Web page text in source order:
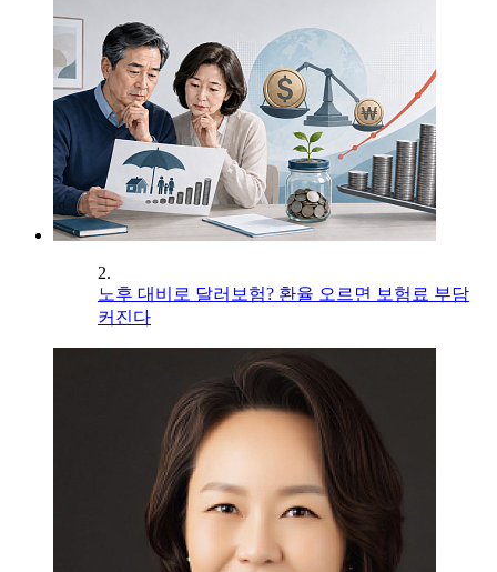
2.
노후 대비로 달러보험? 환율 오르면 보험료 부담
커진다